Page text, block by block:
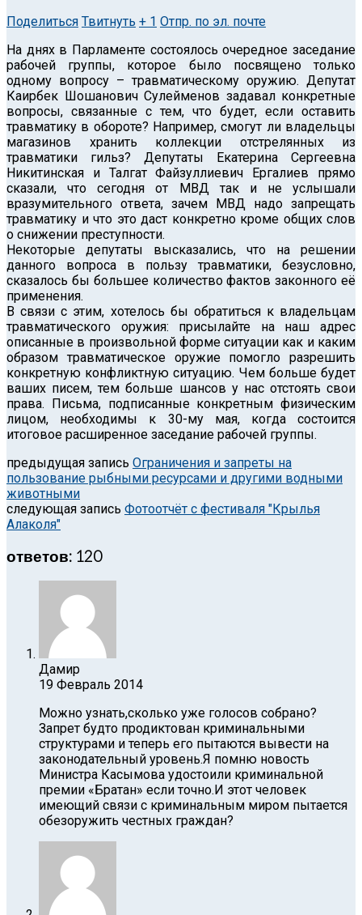
Поделиться Твитнуть + 1 Отпр. по эл. почте
На днях в Парламенте состоялось очередное заседание
рабочей группы, которое было посвящено только
одному вопросу – травматическому оружию. Депутат
Каирбек Шошанович Сулейменов задавал конкретные
вопросы, связанные с тем, что будет, если оставить
травматику в обороте? Например, смогут ли владельцы
магазинов хранить коллекции отстрелянных из
травматики гильз? Депутаты Екатерина Сергеевна
Никитинская и Талгат Файзуллиевич Ергалиев прямо
сказали, что сегодня от МВД так и не услышали
вразумительного ответа, зачем МВД надо запрещать
травматику и что это даст конкретно кроме общих слов
о снижении преступности.
Некоторые депутаты высказались, что на решении
данного вопроса в пользу травматики, безусловно,
сказалось бы большее количество фактов законного её
применения.
В связи с этим, хотелось бы обратиться к владельцам
травматического оружия: присылайте на наш адрес
описанные в произвольной форме ситуации как и каким
образом травматическое оружие помогло разрешить
конкретную конфликтную ситуацию. Чем больше будет
ваших писем, тем больше шансов у нас отстоять свои
права. Письма, подписанные конкретным физическим
лицом, необходимы к 30-му мая, когда состоится
итоговое расширенное заседание рабочей группы.
предыдущая запись Ограничения и запреты на
пользование рыбными ресурсами и другими водными
животными
следующая запись Фотоотчёт с фестиваля "Крылья
Алаколя"
ответов: 120
Дамир
19 Февраль 2014
Можно узнать,сколько уже голосов собрано?
Запрет будто продиктован криминальными
структурами и теперь его пытаются вывести на
законодательный уровень.Я помню новость
Министра Касымова удостоили криминальной
премии «Братан» если точно.И этот человек
имеющий связи с криминальным миром пытается
обезоружить честных граждан?